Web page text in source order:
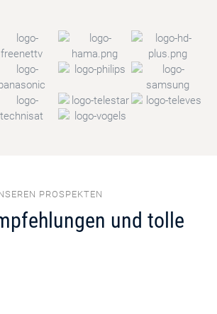
PROSPEKTEN
und tolle